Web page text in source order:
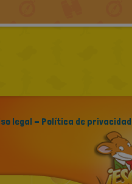
legal - Política de privacidad